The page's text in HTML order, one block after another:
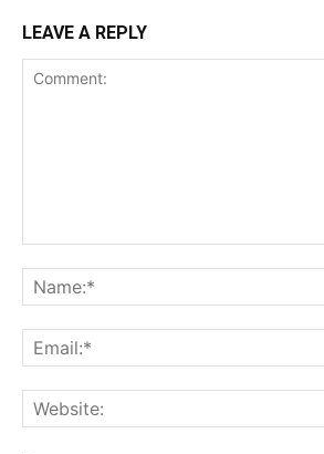
LEAVE A REPLY